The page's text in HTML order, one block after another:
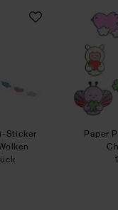
Poetry Mini-Sticker
Sticker
Paper